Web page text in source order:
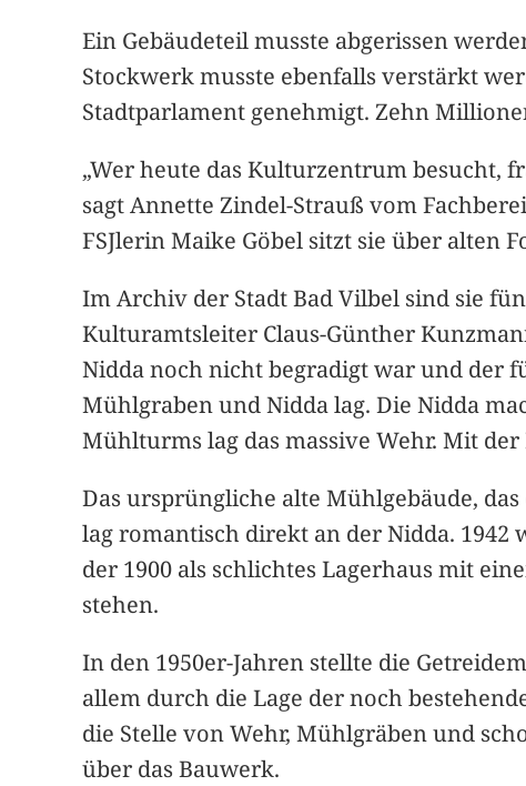
Ein Gebäudeteil musste abgerissen
Stockwerk musste ebenfalls verstärkt
Stadtparlament genehmigt. Zehn
„Wer heute das Kulturzentrum besucht,
sagt Annette Zindel-Strauß vom
FSJlerin Maike Göbel sitzt sie über alten
Im Archiv der Stadt Bad Vilbel sind sie
Kulturamtsleiter Claus-Günther
Nidda noch nicht begradigt war und der
Mühlgraben und Nidda lag. Die Nidda
Mühlturms lag das massive Wehr. Mit
Das ursprüngliche alte Mühlgebäude,
lag romantisch direkt an der Nidda.
der 1900 als schlichtes Lagerhaus mit
stehen.
In den 1950er-Jahren stellte die
allem durch die Lage der noch
die Stelle von Wehr, Mühlgräben und
über das Bauwerk.